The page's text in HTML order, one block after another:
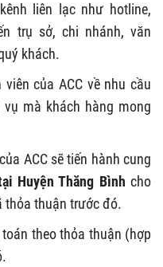
liên lạc như hotline,
trụ sở, chi nhánh, văn
khách.
của ACC về nhu cầu
mà khách hàng mong
ACC sẽ tiến hành cung
Huyện Thăng Bình cho
thỏa thuận trước đó.
theo thỏa thuận (hợp